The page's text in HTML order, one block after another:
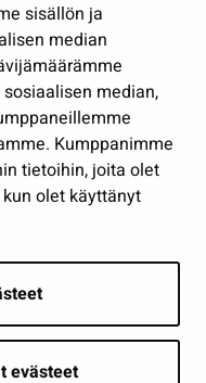
sisällön ja
median
median,
Kumppanimme
tietoihin, joita olet
olet käyttänyt
evästeet